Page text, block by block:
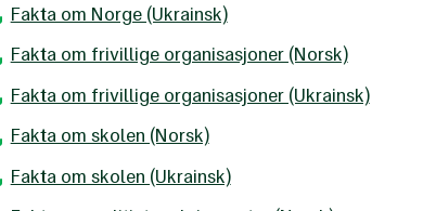
Fakta om Norge (Ukrainsk)
Fakta om frivillige organisasjoner (Norsk)
Fakta om frivillige organisasjoner (Ukrainsk)
Fakta om skolen (Norsk)
Fakta om skolen (Ukrainsk)